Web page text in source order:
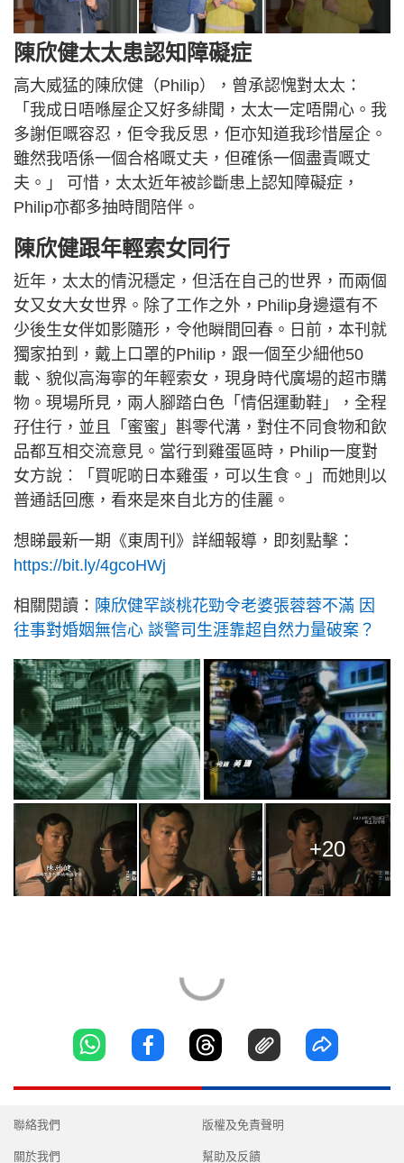
陳欣健太太患認知障礙症
高大威猛的陳欣健（Philip），曾承認愧對太太：
「我成日唔喺屋企又好多緋聞，太太一定唔開心。我
多謝佢嘅容忍，佢令我反思，佢亦知道我珍惜屋企。
雖然我唔係一個合格嘅丈夫，但確係一個盡責嘅丈
夫。」 可惜，太太近年被診斷患上認知障礙症，
Philip亦都多抽時間陪伴。
陳欣健跟年輕索女同行
近年，太太的情況穩定，但活在自己的世界，而兩個
女又女大女世界。除了工作之外，Philip身邊還有不
少後生女伴如影隨形，令他瞬間回春。日前，本刊就
獨家拍到，戴上口罩的Philip，跟一個至少細他50
載、貌似高海寧的年輕索女，現身時代廣場的超市購
物。現場所見，兩人腳踏白色「情侶運動鞋」，全程
孖住行，並且「蜜蜜」斟零代溝，對住不同食物和飲
品都互相交流意見。當行到雞蛋區時，Philip一度對
女方說︰「買呢啲日本雞蛋，可以生食。」而她則以
普通話回應，看來是來自北方的佳麗。
想睇最新一期《東周刊》詳細報導，即刻點擊：
https://bit.ly/4gcoHWj
相關閱讀： 陳欣健罕談桃花勁令老婆張蓉蓉不滿 因
往事對婚姻無信心 談警司生涯靠超自然力量破案？
+20
聯絡我們
關於我們
版權及免責聲明
幫助及反饋